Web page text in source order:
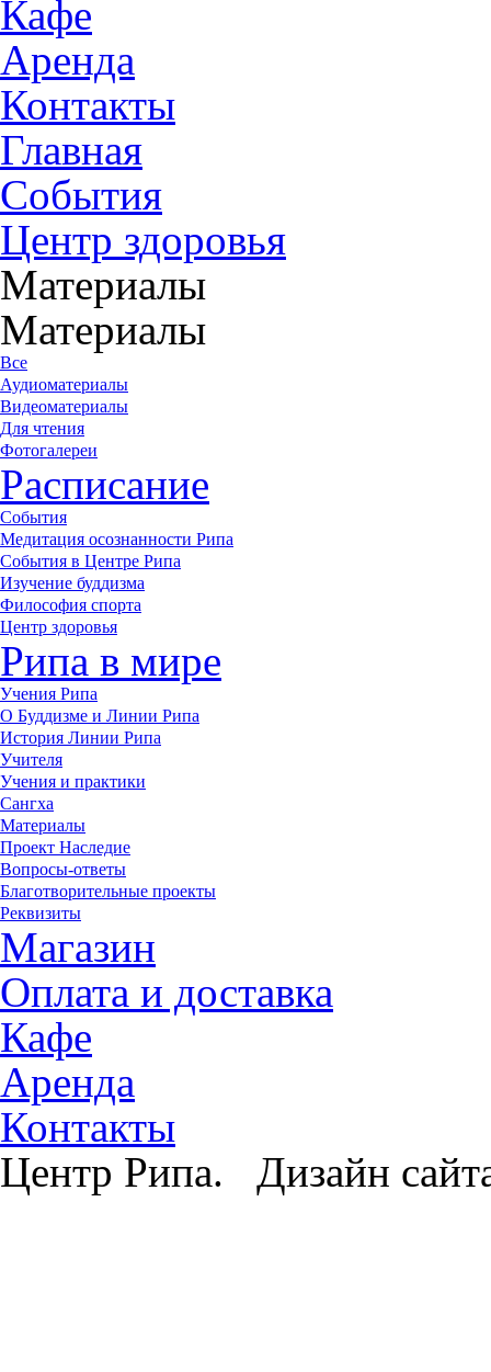
Кафе
Аренда
Контакты
Главная
События
Центр здоровья
Материалы
Материалы
Все
Аудиоматериалы
Видеоматериалы
Для чтения
Фотогалереи
Расписание
События
Медитация осознанности Рипа
События в Центре Рипа
Изучение буддизма
Философия спорта
Центр здоровья
Рипа в мире
Учения Рипа
О Буддизме и Линии Рипа
История Линии Рипа
Учителя
Учения и практики
Сангха
Материалы
Проект Наследие
Вопросы-ответы
Благотворительные проекты
Реквизиты
Магазин
Оплата и доставка
Кафе
Аренда
Контакты
Центр Рипа. Дизайн